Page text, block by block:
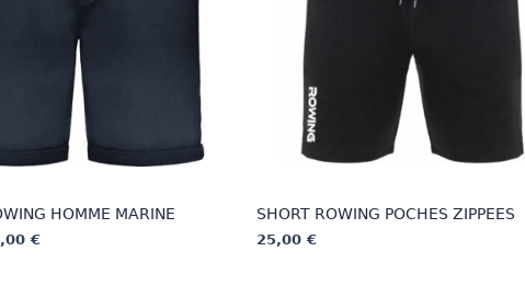
HOMME MARINE
€
SHORT ROWING POCHES ZIPPEES
25,00 €